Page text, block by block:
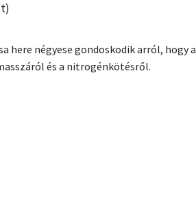
)
here négyese gondoskodik arról, hogy a
és a nitrogénkötésről.